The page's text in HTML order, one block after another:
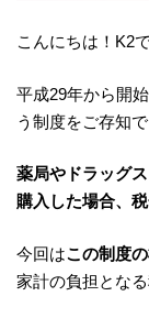
こんにちは！K2で
平成29年から開
う制度をご存知
薬局やドラッグ
購入した場合、
今回はこの制度
家計の負担とな